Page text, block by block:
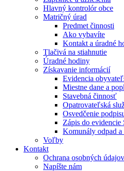
Hlavný kontrolór obce
Matričný úrad
Predmet činnosti
Ako vybavíte
Kontakt a úradné
Tlačivá na stiahnutie
Úradné hodiny
Získavanie informácií
Evidencia
Miestne dane a
Stavebná činnosť
Opatrovateľská
Osvedčenie
Zápis do evidencie
Komunály odpad a
Voľby
Kontakt
Ochrana osobných údajov
Napíšte nám